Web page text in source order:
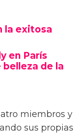
la exitosa
en París
de la
miembros y
sus propias